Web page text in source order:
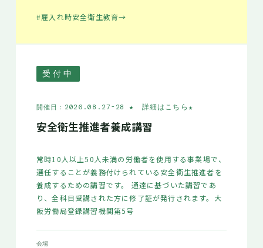
#雇入れ時安全衛生教育→
受付中
開催日：2026.08.27-28★ 詳細はこちら★
安全衛生推進者養成講習
常時10人以上50人未満の労働者を使用する事業場で、
選任することが義務付けられている安全衛生推進者を
養成するための講習です。 通達に基づいた講習であ
り、全科目受講された方に修了証が発行されます。大
阪労働局登録講習機関第5号
会場